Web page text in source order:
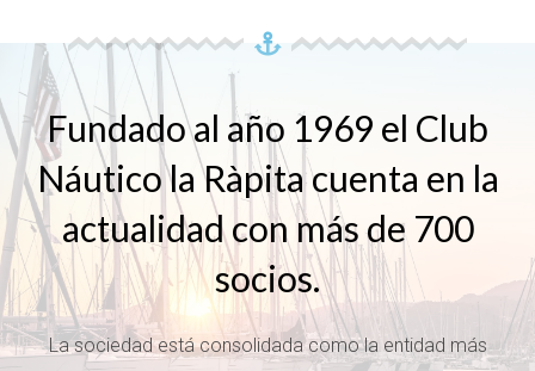
Fundado al año 1969 el Club
Náutico la Ràpita cuenta en la
actualidad con más de 700
socios.
La sociedad está consolidada como la entidad más